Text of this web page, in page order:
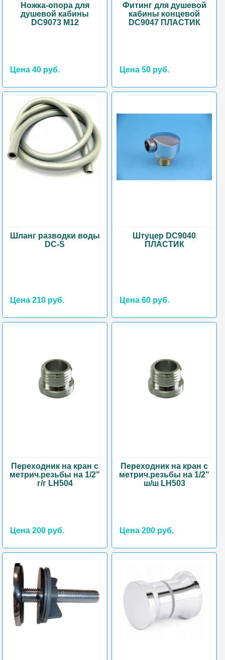
Ножка-опора для
душевой кабины
DC9073 M12
Цена 40 руб.
Фитинг для душевой
кабины концевой
DC9047 ПЛАСТИК
Цена 50 руб.
Шланг разводки воды
DC-S
Цена 210 руб.
Штуцер DC9040
ПЛАСТИК
Цена 60 руб.
Переходник на кран с
метрич.резьбы на 1/2"
г/г LH504
Цена 200 руб.
Переходник на кран с
метрич.резьбы на 1/2"
ш/ш LH503
Цена 200 руб.